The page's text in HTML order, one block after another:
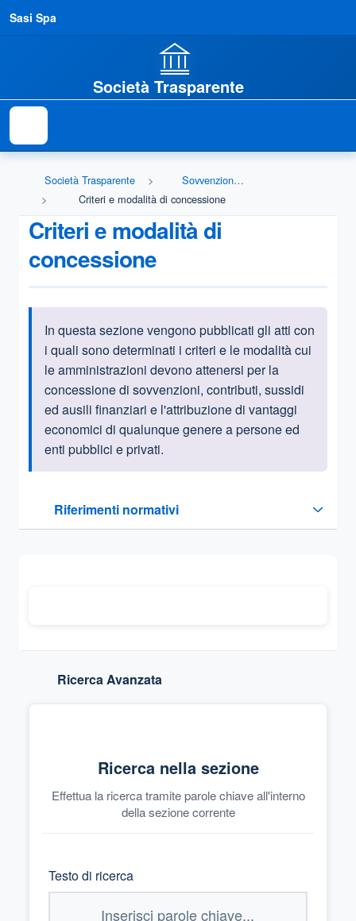
Sasi Spa
Società Trasparente
Società Trasparente
Sovvenzioni, contributi, sussidi, vantaggi economici
Criteri e modalità di concessione
Criteri e modalità di
concessione
Informazioni introduttive
In questa sezione vengono pubblicati gli atti con
i quali sono determinati i criteri e le modalità cui
le amministrazioni devono attenersi per la
concessione di sovvenzioni, contributi, sussidi
ed ausili finanziari e l'attribuzione di vantaggi
economici di qualunque genere a persone ed
enti pubblici e privati.
Riferimenti normativi
Sezione compressa
Ricerca Avanzata
Ricerca nella sezione
Effettua la ricerca tramite parole chiave all'interno
della sezione corrente
Testo di ricerca